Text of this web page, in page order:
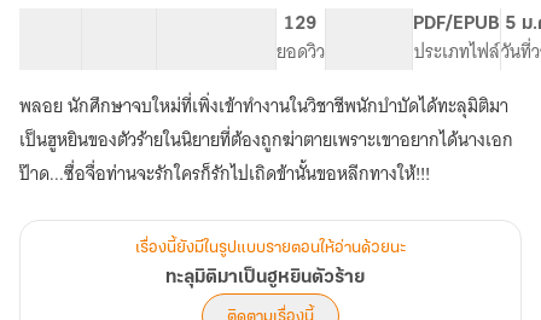
มิติ
มา
เป็น
หยิน
ตัว
ร้าย
129
ยอดวิว
PDF/EPUB
ประเภทไฟล์
5 ม
วันที่
พลอย นักศึกษาจบใหม่ที่เพิ่งเข้าทำงานในวิชาชีพนักบำบัดได้ทะลุมิติมา
เป็นฮูหยินของตัวร้ายในนิยายที่ต้องถูกฆ่าตายเพราะเขาอยากได้นางเอก
ป๊าด...ซื่อจื่อท่านจะรักใครก็รักไปเถิดข้านั้นขอหลีกทางให้!!!
เรื่องนี้ยังมีในรูปแบบรายตอนให้อ่านด้วยนะ
ทะลุมิติมาเป็นฮูหยินตัวร้าย